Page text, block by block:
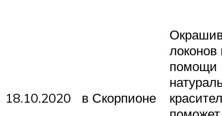
18.10.2020 в Скорпионе
локонов
помощи